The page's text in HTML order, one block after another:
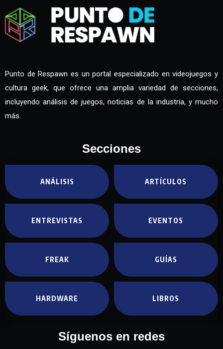
Punto de Respawn es un portal especializado en videojuegos y
cultura geek, que ofrece una amplia variedad de secciones,
incluyendo análisis de juegos, noticias de la industria, y mucho
más.
Secciones
ANÁLISIS ARTÍCULOS
ENTREVISTAS EVENTOS
FREAK GUÍAS
HARDWARE LIBROS
Síguenos en redes